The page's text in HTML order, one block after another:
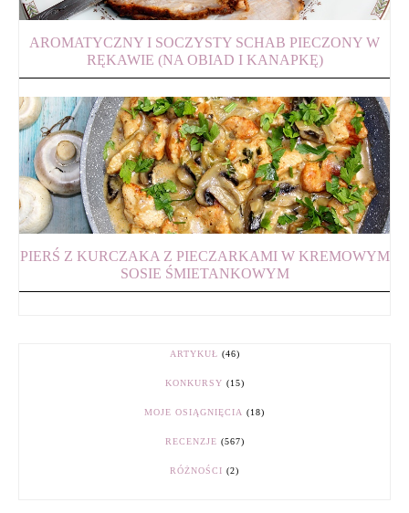
AROMATYCZNY I SOCZYSTY SCHAB PIECZONY W
RĘKAWIE (NA OBIAD I KANAPKĘ)
PIERŚ Z KURCZAKA Z PIECZARKAMI W KREMOWYM
SOSIE ŚMIETANKOWYM
ARTYKUŁ (46)
KONKURSY (15)
MOJE OSIĄGNIĘCIA (18)
RECENZJE (567)
RÓŻNOŚCI (2)